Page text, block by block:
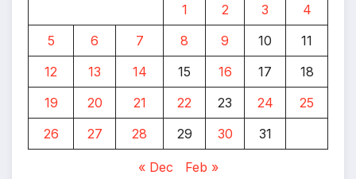
1 2 3
4
5
6 7 8 9 10
11
12
13 14 15 16 17
18
19
20 21 22 23 24
25
26
27 28 29 30 31
« Dec Feb »